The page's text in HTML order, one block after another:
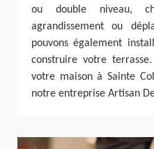
ou double niveau,
agrandissement ou
pouvons également
construire votre
votre maison à Sainte
notre entreprise Artisan